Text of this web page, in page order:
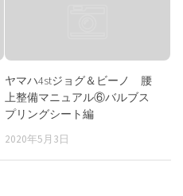
ヤマハ4stジョグ＆ビーノ 腰
上整備マニュアル⑥バルブス
プリングシート編
2020年5月3日